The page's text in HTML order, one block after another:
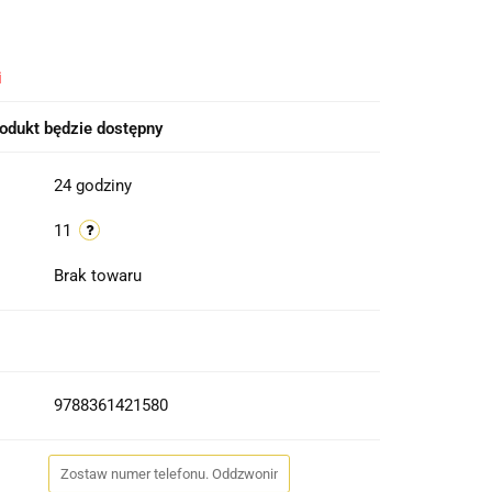
będzie dostępny
24 godziny
11
Brak towaru
9788361421580